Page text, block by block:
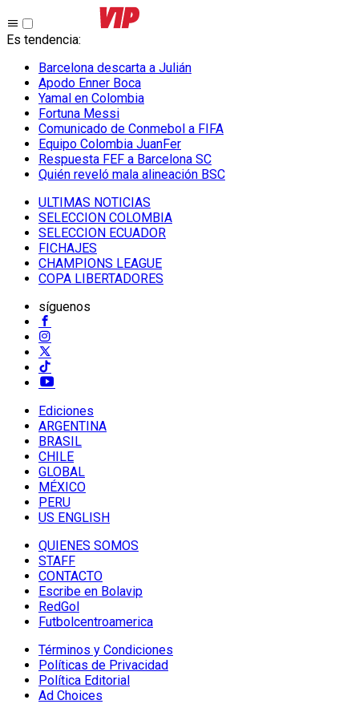
Es tendencia:
Barcelona descarta a Julián
Apodo Enner Boca
Yamal en Colombia
Fortuna Messi
Comunicado de Conmebol a FIFA
Equipo Colombia JuanFer
Respuesta FEF a Barcelona SC
Quién reveló mala alineación BSC
ULTIMAS NOTICIAS
SELECCION COLOMBIA
SELECCION ECUADOR
FICHAJES
CHAMPIONS LEAGUE
COPA LIBERTADORES
síguenos
Ediciones
ARGENTINA
BRASIL
CHILE
GLOBAL
MÉXICO
PERU
US ENGLISH
QUIENES SOMOS
STAFF
CONTACTO
Escribe en Bolavip
RedGol
Futbolcentroamerica
Términos y Condiciones
Políticas de Privacidad
Política Editorial
Ad Choices